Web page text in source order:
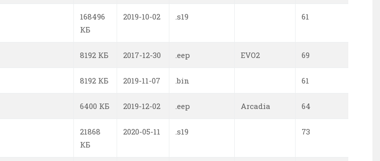
168496
КБ
2019-10-02 .s19 61
8192 КБ 2017-12-30 .eep EVO2 69
8192 КБ 2019-11-07 .bin 61
6400 КБ 2019-12-02 .eep Arcadia 64
21868
КБ
2020-05-11 .s19 73